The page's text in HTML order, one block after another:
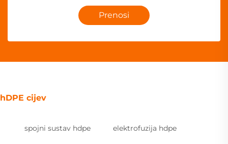
Prenosi
hDPE cijev
spojni sustav hdpe elektrofuzija hdpe